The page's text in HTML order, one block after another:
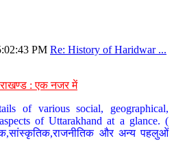
PM Re: History of Haridwar ...
: एक नजर में
of various social, geographical,
of Uttarakhand at a glance. (
और अन्य पहलुओं